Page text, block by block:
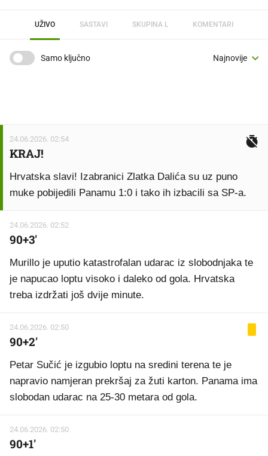
UŽIVO SASTAVI SKUPINA L KOMENTARI
Samo ključno
24.06.2026. 02:54
KRAJ!
Hrvatska slavi! Izabranici Zlatka Dalića su uz puno
muke pobijedili Panamu 1:0 i tako ih izbacili sa SP-a.
24.06.2026. 02:52
90+3'
Murillo je uputio katastrofalan udarac iz slobodnjaka te
je napucao loptu visoko i daleko od gola. Hrvatska
treba izdržati još dvije minute.
24.06.2026. 02:50
90+2'
Petar Sučić je izgubio loptu na sredini terena te je
napravio namjeran prekršaj za žuti karton. Panama ima
slobodan udarac na 25-30 metara od gola.
24.06.2026. 02:50
90+1'